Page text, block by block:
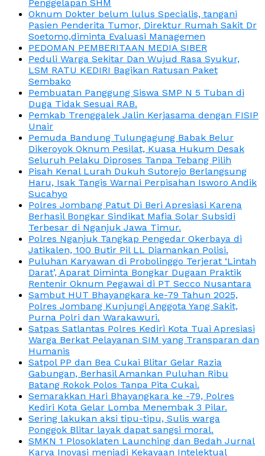
Penggelapan SHM
Oknum Dokter belum lulus Specialis, tangani
Pasien Penderita Tumor, Direktur Rumah Sakit Dr
Soetomo,diminta Evaluasi Managemen
PEDOMAN PEMBERITAAN MEDIA SIBER
Peduli Warga Sekitar Dan Wujud Rasa Syukur,
LSM RATU KEDIRI Bagikan Ratusan Paket
Sembako
Pembuatan Panggung Siswa SMP N 5 Tuban di
Duga Tidak Sesuai RAB.
Pemkab Trenggalek Jalin Kerjasama dengan FISIP
Unair
Pemuda Bandung Tulungagung Babak Belur
Dikeroyok Oknum Pesilat, Kuasa Hukum Desak
Seluruh Pelaku Diproses Tanpa Tebang Pilih
Pisah Kenal Lurah Dukuh Sutorejo Berlangsung
Haru, Isak Tangis Warnai Perpisahan Isworo Andik
Sucahyo
Polres Jombang Patut Di Beri Apresiasi Karena
Berhasil Bongkar Sindikat Mafia Solar Subsidi
Terbesar di Nganjuk Jawa Timur.
Polres Nganjuk Tangkap Pengedar Okerbaya di
Jatikalen, 100 Butir Pil LL Diamankan Polisi.
Puluhan Karyawan di Probolinggo Terjerat ‘Lintah
Darat’, Aparat Diminta Bongkar Dugaan Praktik
Rentenir Oknum Pegawai di PT Secco Nusantara
Sambut HUT Bhayangkara ke-79 Tahun 2025,
Polres Jombang Kunjungi Anggota Yang Sakit,
Purna Polri dan Warakawuri.
Satpas Satlantas Polres Kediri Kota Tuai Apresiasi
Warga Berkat Pelayanan SIM yang Transparan dan
Humanis
Satpol PP dan Bea Cukai Blitar Gelar Razia
Gabungan, Berhasil Amankan Puluhan Ribu
Batang Rokok Polos Tanpa Pita Cukai.
Semarakkan Hari Bhayangkara ke -79, Polres
Kediri Kota Gelar Lomba Menembak 3 Pilar.
Sering lakukan aksi tipu-tipu, Sulis warga
Ponggok Blitar layak dapat sangsi moral.
SMKN 1 Plosoklaten Launching dan Bedah Jurnal
Karya Inovasi menjadi Kekayaan Intelektual